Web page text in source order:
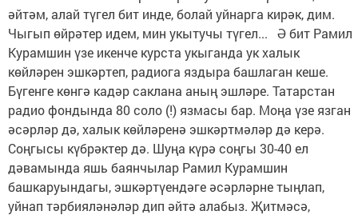
әйтәм, алай түгел бит инде, болай уйнарга кирәк, дим.
Чыгып өйрәтер идем, мин укытучы түгел... Ә бит Рамил
Курамшин үзе икенче курста укыганда ук халык
көйләрен эшкәртеп, радио­га яздыра башлаган кеше.
Бүгенге көнгә кадәр саклана аның эшләре. Татарстан
радио фондында 80 соло (!) язмасы бар. Моңа үзе язган
әсәрләр дә, халык көйләренә эшкәртмәләр дә керә.
Соңгысы күбрәктер дә. Шуңа күрә соңгы 30-40 ел
дәвамында яшь баянчылар Рамил Курамшин
башкаруындагы, эшкәртүендәге әсәрләрне тыңлап,
уйнап тәрбияләнәләр дип әйтә алабыз. Җитмәсә,